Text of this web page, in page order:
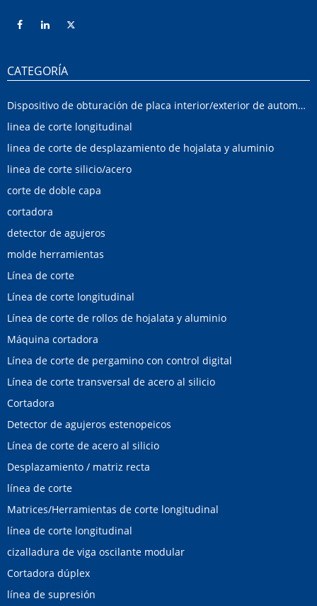
CATEGORÍA
Dispositivo de obturación de placa interior/exterior de automóvil
linea de corte longitudinal
linea de corte de desplazamiento de hojalata y aluminio
linea de corte silicio/acero
corte de doble capa
cortadora
detector de agujeros
molde herramientas
Línea de corte
Línea de corte longitudinal
Línea de corte de rollos de hojalata y aluminio
Máquina cortadora
Línea de corte de pergamino con control digital
Línea de corte transversal de acero al silicio
Cortadora
Detector de agujeros estenopeicos
Línea de corte de acero al silicio
Desplazamiento / matriz recta
línea de corte
Matrices/Herramientas de corte longitudinal
línea de corte longitudinal
cizalladura de viga oscilante modular
Cortadora dúplex
línea de supresión